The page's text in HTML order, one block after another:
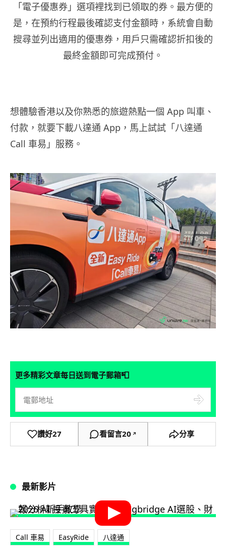
「電子優惠券」選項裡找到已領取的券。最方便的
是，在預約行程最後確認支付金額時，系統會自動
搜尋並列出適用的優惠券，用戶只需確認折扣後的
最終金額即可完成預付。
想體驗香港以及你熟悉的旅遊熱點一個 App 叫車、
付款，就要下載八達通 App，馬上試試「八達通
Call 車易」服務。
更多精彩文章每日送到電子郵箱📮
讚好27 看留言20 ↗ 分享
最新影片
Call 車易 EasyRide 八達通